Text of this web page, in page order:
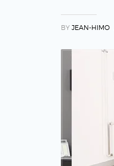
BY JEAN-HIMO